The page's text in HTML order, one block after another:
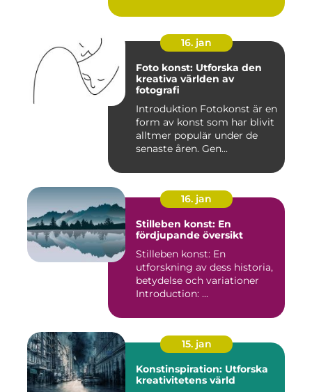
16. jan
Foto konst: Utforska den
kreativa världen av
fotografi
Introduktion Fotokonst är en
form av konst som har blivit
alltmer populär under de
senaste åren. Gen...
16. jan
Stilleben konst: En
fördjupande översikt
Stilleben konst: En
utforskning av dess historia,
betydelse och variationer
Introduction: ...
15. jan
Konstinspiration: Utforska
kreativitetens värld